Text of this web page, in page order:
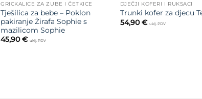
GRICKALICE ZA ZUBE I ČETKICE
Tješilica za bebe – Poklon
pakiranje Žirafa Sophie s
mazilicom Sophie
45,90€ uklj. PDV
DJEČJI KOFERI I RUKSACI
Trunki kofer za djecu
54,90€ uklj. PDV